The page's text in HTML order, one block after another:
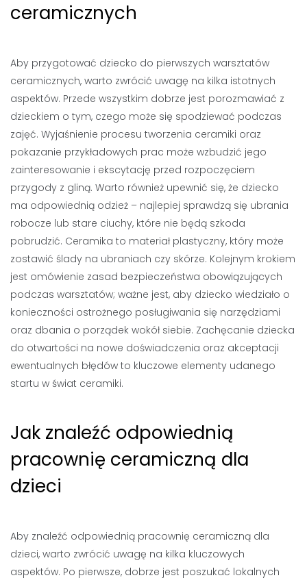
ceramicznych
Aby przygotować dziecko do pierwszych warsztatów
ceramicznych, warto zwrócić uwagę na kilka istotnych
aspektów. Przede wszystkim dobrze jest porozmawiać z
dzieckiem o tym, czego może się spodziewać podczas
zajęć. Wyjaśnienie procesu tworzenia ceramiki oraz
pokazanie przykładowych prac może wzbudzić jego
zainteresowanie i ekscytację przed rozpoczęciem
przygody z gliną. Warto również upewnić się, że dziecko
ma odpowiednią odzież – najlepiej sprawdzą się ubrania
robocze lub stare ciuchy, które nie będą szkoda
pobrudzić. Ceramika to materiał plastyczny, który może
zostawić ślady na ubraniach czy skórze. Kolejnym krokiem
jest omówienie zasad bezpieczeństwa obowiązujących
podczas warsztatów; ważne jest, aby dziecko wiedziało o
konieczności ostrożnego posługiwania się narzędziami
oraz dbania o porządek wokół siebie. Zachęcanie dziecka
do otwartości na nowe doświadczenia oraz akceptacji
ewentualnych błędów to kluczowe elementy udanego
startu w świat ceramiki.
Jak znaleźć odpowiednią
pracownię ceramiczną dla
dzieci
Aby znaleźć odpowiednią pracownię ceramiczną dla
dzieci, warto zwrócić uwagę na kilka kluczowych
aspektów. Po pierwsze, dobrze jest poszukać lokalnych